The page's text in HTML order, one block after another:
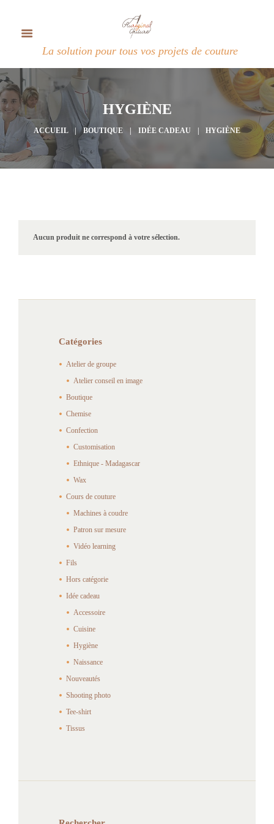
La solution pour tous vos projets de couture
HYGIÈNE
ACCUEIL BOUTIQUE IDÉE CADEAU HYGIÈNE
Aucun produit ne correspond à votre sélection.
Catégories
Atelier de groupe
Atelier conseil en image
Boutique
Chemise
Confection
Customisation
Ethnique - Madagascar
Wax
Cours de couture
Machines à coudre
Patron sur mesure
Vidéo learning
Fils
Hors catégorie
Idée cadeau
Accessoire
Cuisine
Hygiène
Naissance
Nouveautés
Shooting photo
Tee-shirt
Tissus